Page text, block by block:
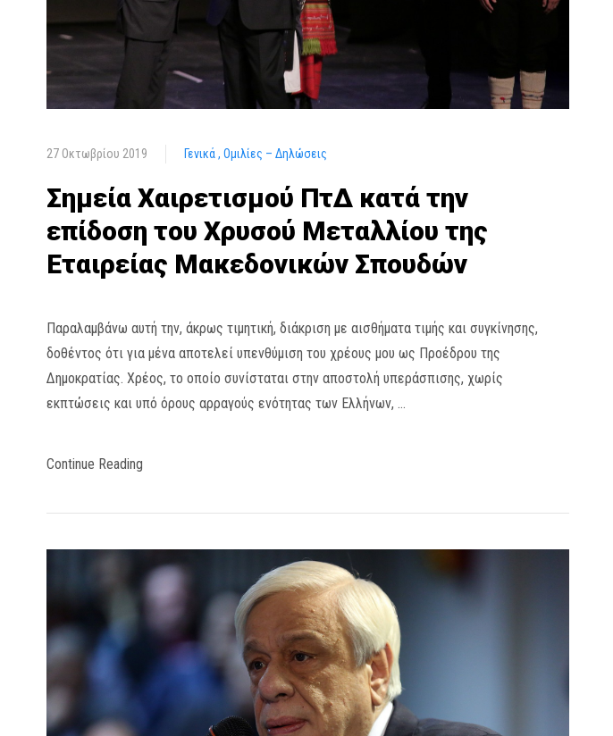
27 Οκτωβρίου 2019 Γενικά Ομιλίες – Δηλώσεις
Σημεία Χαιρετισμού ΠτΔ κατά την
επίδοση του Χρυσού Μεταλλίου της
Εταιρείας Μακεδονικών Σπουδών
Παραλαμβάνω αυτή την, άκρως τιμητική, διάκριση με αισθήματα τιμής και συγκίνησης,
δοθέντος ότι για μένα αποτελεί υπενθύμιση του χρέους μου ως Προέδρου της
Δημοκρατίας. Χρέος, το οποίο συνίσταται στην αποστολή υπεράσπισης, χωρίς
εκπτώσεις και υπό όρους αρραγούς ενότητας των Ελλήνων, …
Continue Reading